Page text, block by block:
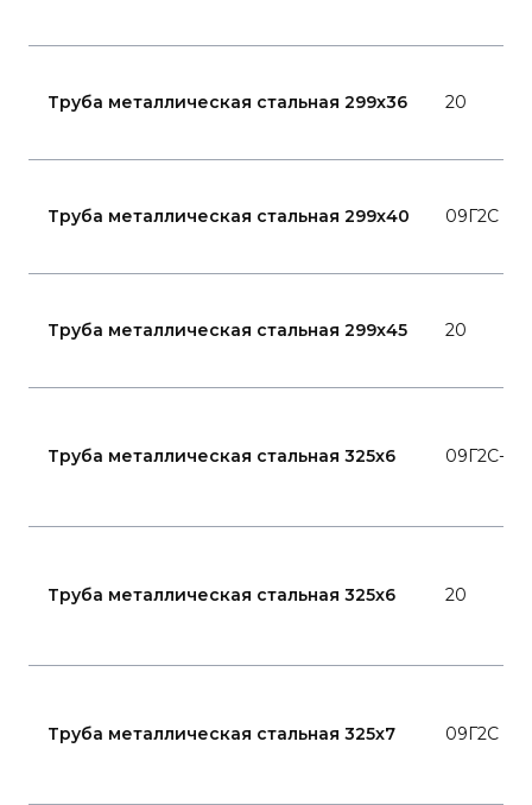
Труба металлическая стальная 299x36 20
Труба металлическая стальная 299x40 09Г2С
Труба металлическая стальная 299x45 20
Труба металлическая стальная 325x6 09Г2С-15
Труба металлическая стальная 325x6 20
Труба металлическая стальная 325x7 09Г2С